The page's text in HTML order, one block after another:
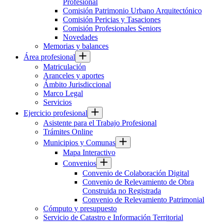
Profesional
Comisión Patrimonio Urbano Arquitectónico
Comisión Pericias y Tasaciones
Comisión Profesionales Seniors
Novedades
Memorias y balances
Área profesional
Matriculación
Aranceles y aportes
Ámbito Jurisdiccional
Marco Legal
Servicios
Ejercicio profesional
Asistente para el Trabajo Profesional
Trámites Online
Municipios y Comunas
Mapa Interactivo
Convenios
Convenio de Colaboración Digital
Convenio de Relevamiento de Obra
Construida no Registrada
Convenio de Relevamiento Patrimonial
Cómputo y presupuesto
Servicio de Catastro e Información Territorial